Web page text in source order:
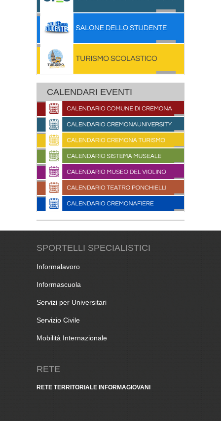
CALENDARI EVENTI
SPORTELLI SPECIALISTICI
Informalavoro
Informascuola
Servizi per Universitari
Servizio Civile
Mobilità Internazionale
RETE
RETE TERRITORIALE INFORMAGIOVANI